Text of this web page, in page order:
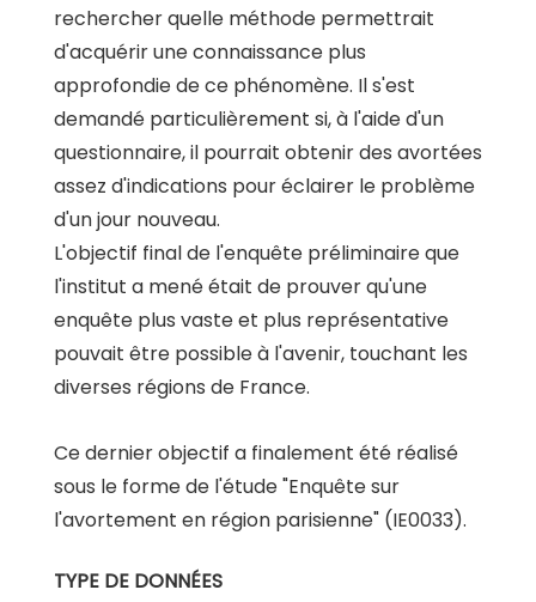
rechercher quelle méthode permettrait
d'acquérir une connaissance plus
approfondie de ce phénomène. Il s'est
demandé particulièrement si, à l'aide d'un
questionnaire, il pourrait obtenir des avortées
assez d'indications pour éclairer le problème
d'un jour nouveau.
L'objectif final de l'enquête préliminaire que
l'institut a mené était de prouver qu'une
enquête plus vaste et plus représentative
pouvait être possible à l'avenir, touchant les
diverses régions de France.
Ce dernier objectif a finalement été réalisé
sous le forme de l'étude "Enquête sur
l'avortement en région parisienne" (IE0033).
TYPE DE DONNÉES